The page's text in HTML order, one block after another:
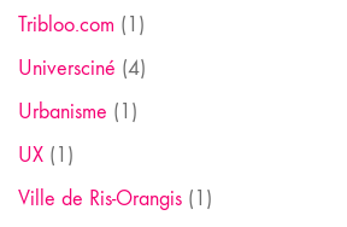
Tribloo.com (1)
Universciné (4)
Urbanisme (1)
UX (1)
Ville de Ris-Orangis (1)